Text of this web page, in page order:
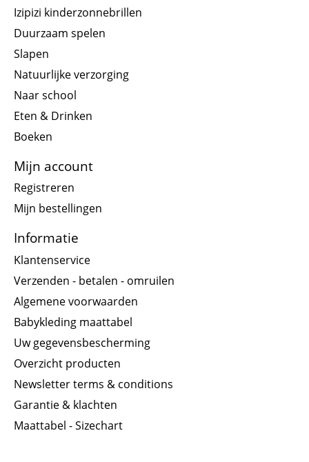
Izipizi kinderzonnebrillen
Duurzaam spelen
Slapen
Natuurlijke verzorging
Naar school
Eten & Drinken
Boeken
Mijn account
Registreren
Mijn bestellingen
Informatie
Klantenservice
Verzenden - betalen - omruilen
Algemene voorwaarden
Babykleding maattabel
Uw gegevensbescherming
Overzicht producten
Newsletter terms & conditions
Garantie & klachten
Maattabel - Sizechart